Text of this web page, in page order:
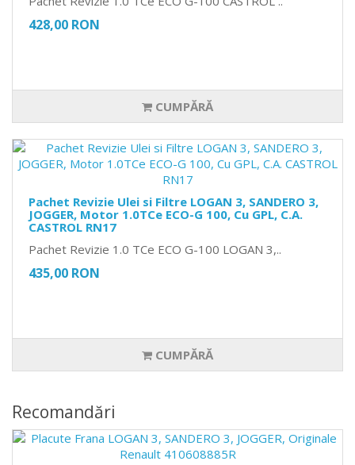
428,00 RON
CUMPĂRĂ
Pachet Revizie Ulei si Filtre LOGAN 3, SANDERO 3,
JOGGER, Motor 1.0TCe ECO-G 100, Cu GPL, C.A.
CASTROL RN17
Pachet Revizie 1.0 TCe ECO G-100 LOGAN 3,..
435,00 RON
CUMPĂRĂ
Recomandări